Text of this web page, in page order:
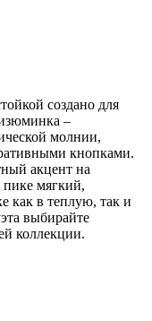
создано для
–
молнии,
кнопками.
акцент на
мягкий,
как в теплую, так и
выбирайте
коллекции.